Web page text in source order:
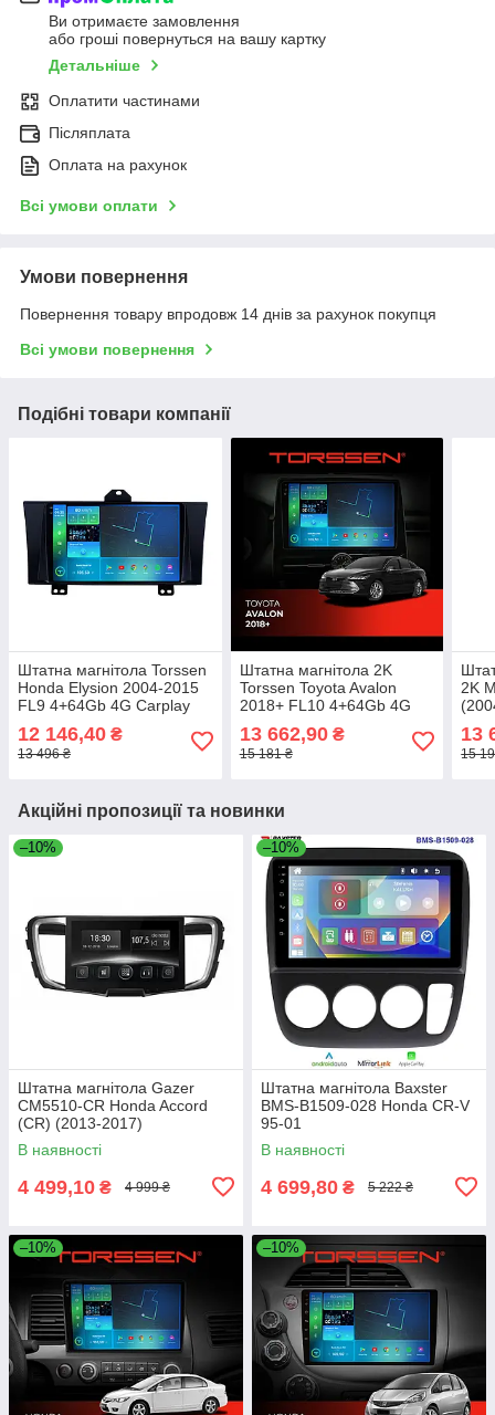
Ви отримаєте замовлення
або гроші повернуться на вашу картку
Детальніше
Оплатити частинами
Післяплата
Оплата на рахунок
Всі умови оплати
Умови повернення
Повернення товару впродовж 14 днів за рахунок покупця
Всі умови повернення
Подібні товари компанії
Штатна магнітола Torssen
Honda Elysion 2004-2015
FL9 4+64Gb 4G Carplay
12 146,40 ₴
13 496 ₴
Штатна магнітола 2K
Torssen Toyota Avalon
2018+ FL10 4+64Gb 4G
13 662,90₴
15 181 ₴
2K
13
15
Акційні пропозиції та новинки
–10%
Штатна магнітола Gazer
CM5510-CR Honda Accord
(CR) (2013-2017)
В наявності
4 499,10 ₴ 4 999 ₴
–10%
Штатна магнітола Baxster
BMS-B1509-028 Honda CR-V
95-01
В наявності
4 699,80 ₴ 5 222 ₴
–10% –10%